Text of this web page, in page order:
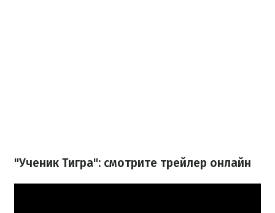
"Ученик Тигра": смотрите трейлер онлайн